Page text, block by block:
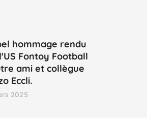
hommage rendu
Fontoy Football
ami et collègue
Eccli.
2025